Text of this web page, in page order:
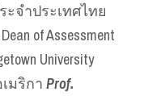
จำประเทศไทย
of Assessment
University
เมริกา Prof.